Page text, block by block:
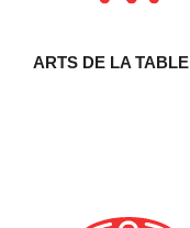
ARTS DE LA TABLE